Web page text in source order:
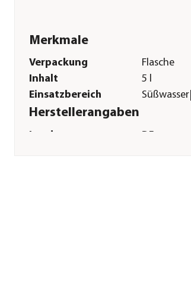
Merkmale
Verpackung
Flasche
Inhalt
5 l
Einsatzbereich
Herstellerangaben
Land
DE